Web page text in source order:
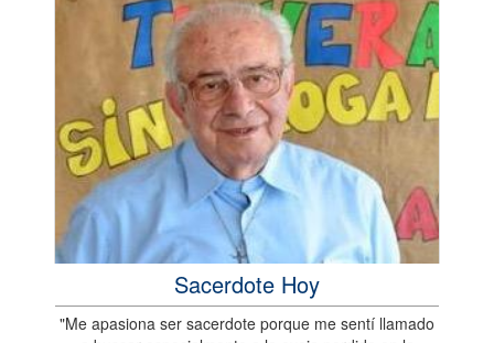
Sacerdote Hoy
"Me apasiona ser sacerdote porque me sentí llamado